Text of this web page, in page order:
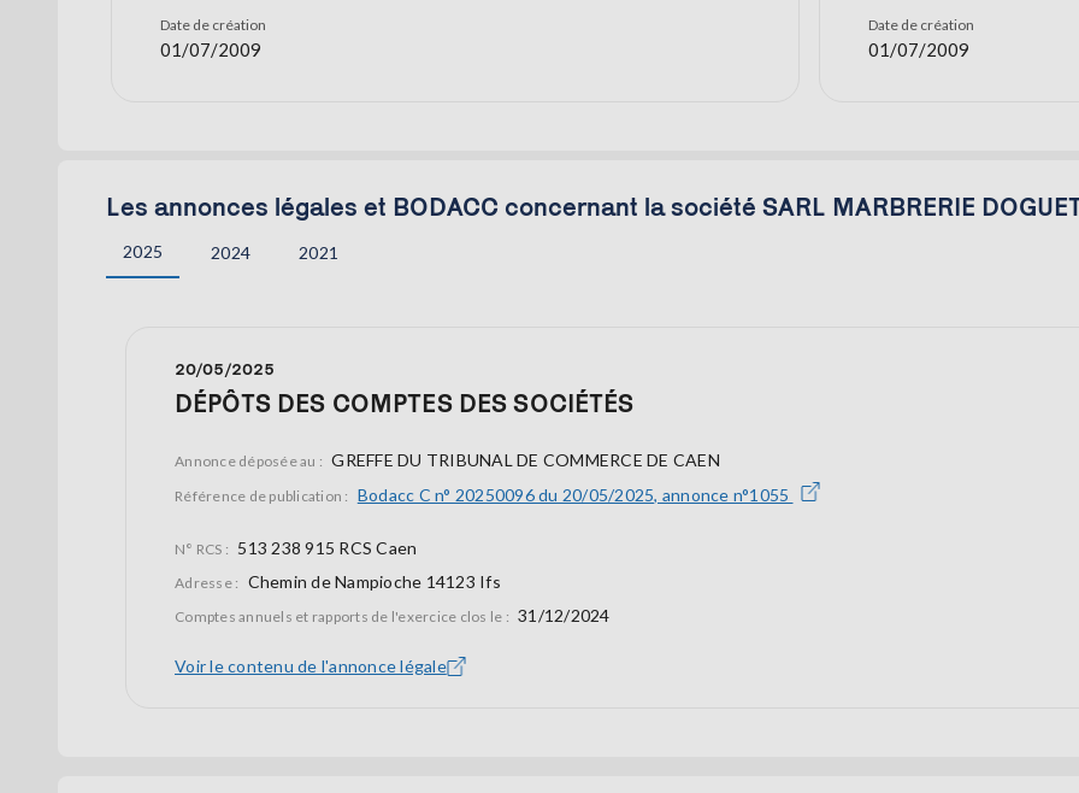
Date de création
01/07/2009
Date de création
01/07/2009
Les annonces légales et BODACC concernant la société SARL MARBRERIE
2025 2024 2021
20/05/2025
DÉPÔTS DES COMPTES DES SOCIÉTÉS
Annonce déposée au : GREFFE DU TRIBUNAL DE COMMERCE DE CAEN
Référence de publication : Bodacc C n° 20250096 du 20/05/2025, annonce n°1055
N° RCS : 513 238 915 RCS Caen
Adresse : Chemin de Nampioche 14123 Ifs
Comptes annuels et rapports de l'exercice clos le : 31/12/2024
Voir le contenu de l'annonce légale